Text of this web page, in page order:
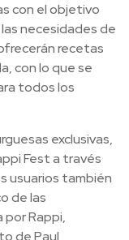
con el objetivo
necesidades de
recetas
con lo que se
todos los
exclusivas,
Fest a través
usuarios también
de las
por Rappi,
de Paul